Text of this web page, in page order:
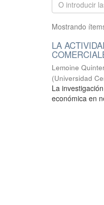
Mostrando
LA
Lemoine
(Universidad
La
económica en